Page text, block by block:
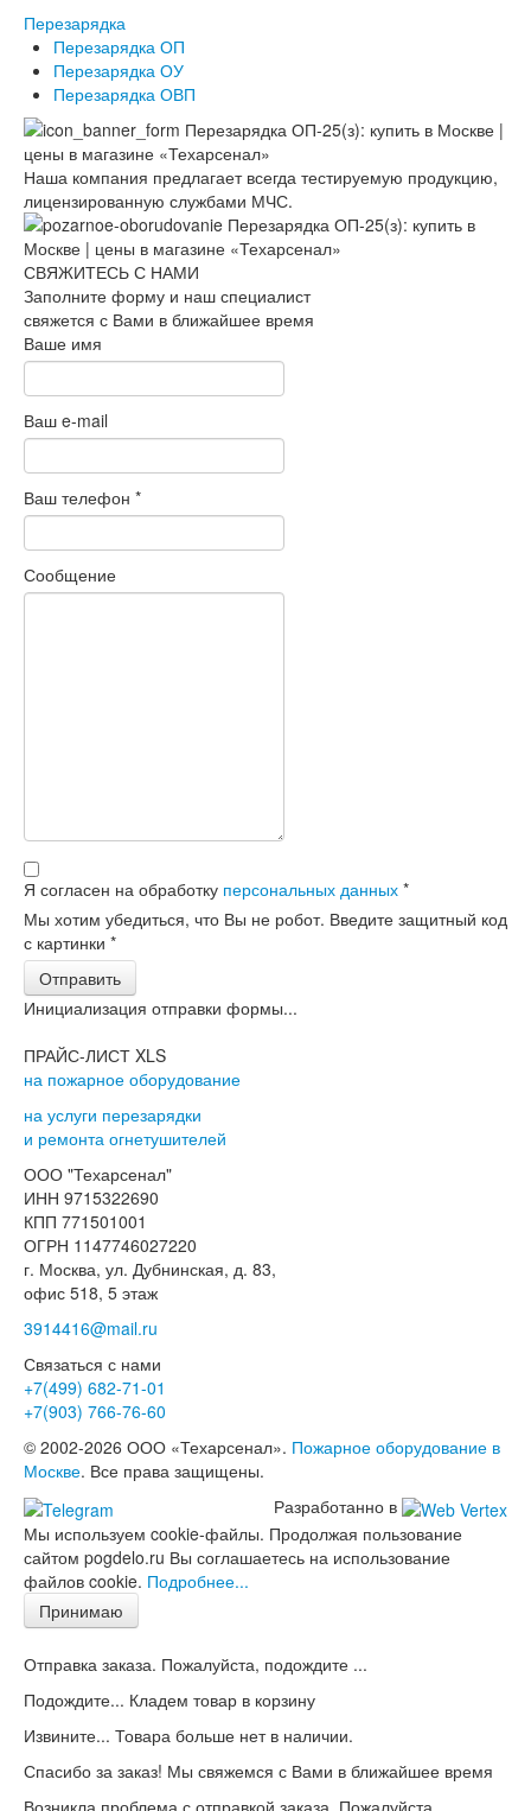
Перезарядка
Перезарядка ОП
Перезарядка ОУ
Перезарядка ОВП
Наша компания предлагает всегда тестируемую продукцию,
лицензированную службами МЧС.
СВЯЖИТЕСЬ С НАМИ
Заполните форму и наш специалист
свяжется с Вами в ближайшее время
Ваше имя
Ваш e-mail
Ваш телефон *
Сообщение
Я согласен на обработку персональных данных *
Мы хотим убедиться, что Вы не робот. Введите защитный код
с картинки *
Отправить
Инициализация отправки формы...
ПРАЙС-ЛИСТ XLS
на пожарное оборудование
на услуги перезарядки
и ремонта огнетушителей
ООО "Техарсенал"
ИНН 9715322690
КПП 771501001
ОГРН 1147746027220
г. Москва, ул. Дубнинская, д. 83,
офис 518, 5 этаж
3914416@mail.ru
Связаться с нами
+7(499) 682-71-01
+7(903) 766-76-60
© 2002-2026 ООО «Техарсенал». Пожарное оборудование в
Москве. Все права защищены.
Разработанно в
Мы используем cookie-файлы. Продолжая пользование
сайтом pogdelo.ru Вы соглашаетесь на использование
файлов cookie. Подробнее...
Принимаю
Отправка заказа. Пожалуйста, подождите ...
Подождите... Кладем товар в корзину
Извините... Товара больше нет в наличии.
Спасибо за заказ! Мы свяжемся с Вами в ближайшее время
Возникла проблема с отправкой заказа. Пожалуйста,